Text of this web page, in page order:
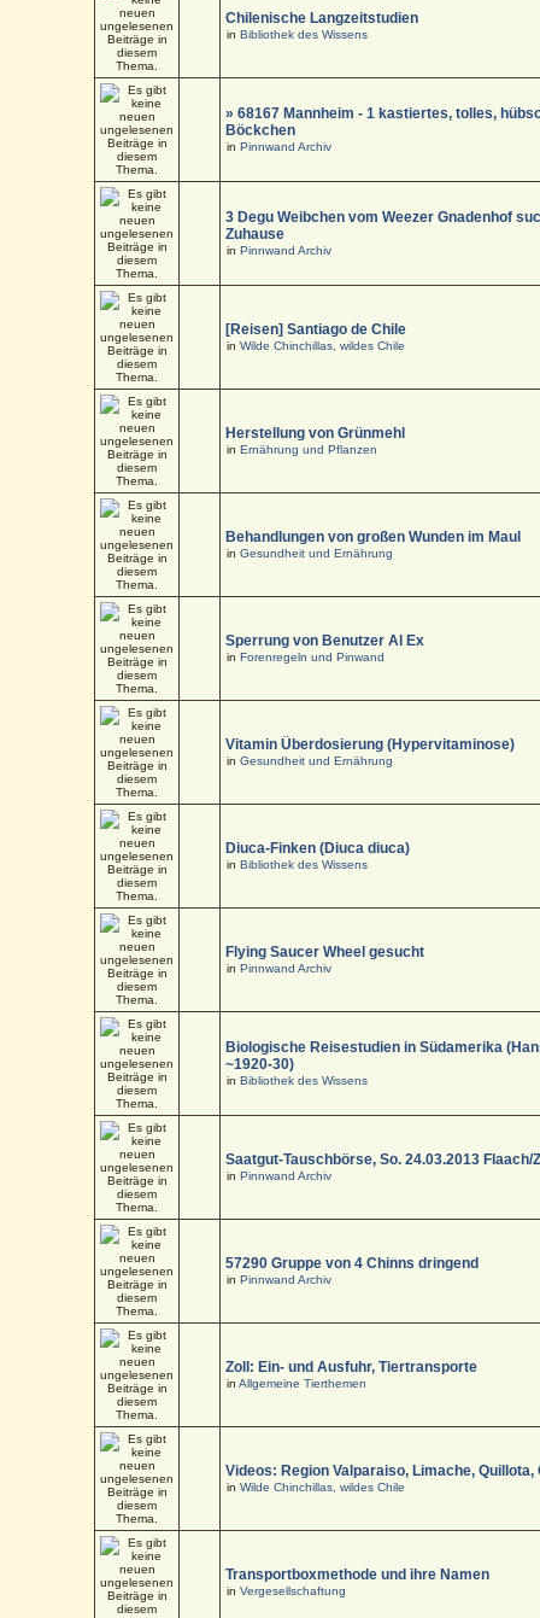
Chilenische Langzeitstudien
inBibliothek des Wissens
» 68167 Mannheim - 1 kastiertes, tolles,
Böckchen
inPinnwand Archiv
3 Degu Weibchen vom Weezer Gnadenhof
Zuhause
inPinnwand Archiv
[Reisen] Santiago de Chile
inWilde Chinchillas, wildes Chile
Herstellung von Grünmehl
inErnährung und Pflanzen
Behandlungen von großen Wunden im Maul
inGesundheit und Ernährung
Sperrung von Benutzer Al Ex
inForenregeln und Pinwand
Vitamin Überdosierung (Hypervitaminose)
inGesundheit und Ernährung
Diuca-Finken (Diuca diuca)
inBibliothek des Wissens
Flying Saucer Wheel gesucht
inPinnwand Archiv
Biologische Reisestudien in Südamerika
~1920-30)
inBibliothek des Wissens
Saatgut-Tauschbörse, So. 24.03.2013 Flaach/
inPinnwand Archiv
57290 Gruppe von 4 Chinns dringend
inPinnwand Archiv
Zoll: Ein- und Ausfuhr, Tiertransporte
inAllgemeine Tierthemen
Videos: Region Valparaiso, Limache, Quillota,
inWilde Chinchillas, wildes Chile
Transportboxmethode und ihre Namen
inVergesellschaftung